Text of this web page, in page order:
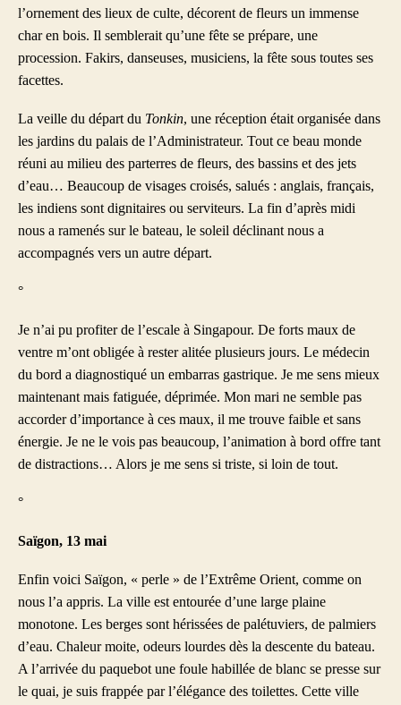
l’ornement des lieux de culte, décorent de fleurs un immense
char en bois. Il semblerait qu’une fête se prépare, une
procession. Fakirs, danseuses, musiciens, la fête sous toutes ses
facettes.
La veille du départ du Tonkin, une réception était organisée dans
les jardins du palais de l’Administrateur. Tout ce beau monde
réuni au milieu des parterres de fleurs, des bassins et des jets
d’eau… Beaucoup de visages croisés, salués : anglais, français,
les indiens sont dignitaires ou serviteurs. La fin d’après midi
nous a ramenés sur le bateau, le soleil déclinant nous a
accompagnés vers un autre départ.
°
Je n’ai pu profiter de l’escale à Singapour. De forts maux de
ventre m’ont obligée à rester alitée plusieurs jours. Le médecin
du bord a diagnostiqué un embarras gastrique. Je me sens mieux
maintenant mais fatiguée, déprimée. Mon mari ne semble pas
accorder d’importance à ces maux, il me trouve faible et sans
énergie. Je ne le vois pas beaucoup, l’animation à bord offre tant
de distractions… Alors je me sens si triste, si loin de tout.
°
Saïgon, 13 mai
Enfin voici Saïgon, « perle » de l’Extrême Orient, comme on
nous l’a appris. La ville est entourée d’une large plaine
monotone. Les berges sont hérissées de palétuviers, de palmiers
d’eau. Chaleur moite, odeurs lourdes dès la descente du bateau.
A l’arrivée du paquebot une foule habillée de blanc se presse sur
le quai, je suis frappée par l’élégance des toilettes. Cette ville